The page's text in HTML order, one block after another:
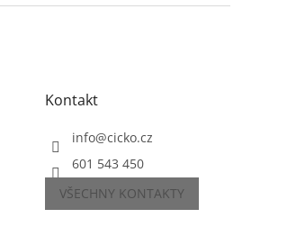
Kontakt
info@cicko.cz
601 543 450
VŠECHNY KONTAKTY